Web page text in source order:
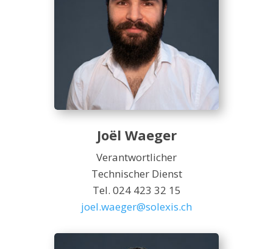
Joël Waeger
Verantwortlicher
Technischer Dienst
Tel. 024 423 32 15
joel.waeger@solexis.ch